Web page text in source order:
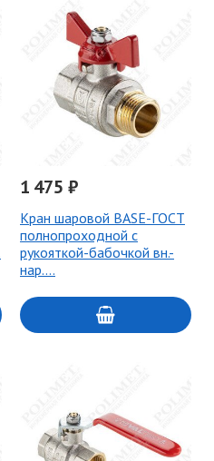
1 475 ₽
Кран шаровой BASE-ГОСТ
полнопроходной с
рукояткой-бабочкой вн.-
нар.…